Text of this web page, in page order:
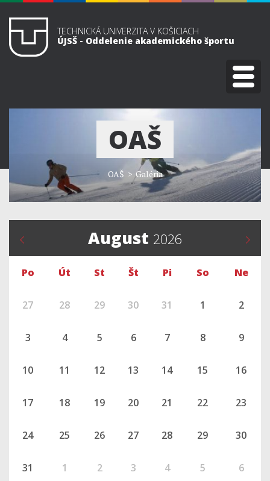
TECHNICKÁ UNIVERZITA V KOŠICIACH
ÚJSŠ - Oddelenie akademického športu
OAŠ
OAŠ >Galéria
August 2026
Po Út St Št Pi So Ne
27 28 29 30 31 1 2
3 4 5 6 7 8 9
10 11 12 13 14 15 16
17 18 19 20 21 22 23
24 25 26 27 28 29 30
31 1 2 3 4 5 6